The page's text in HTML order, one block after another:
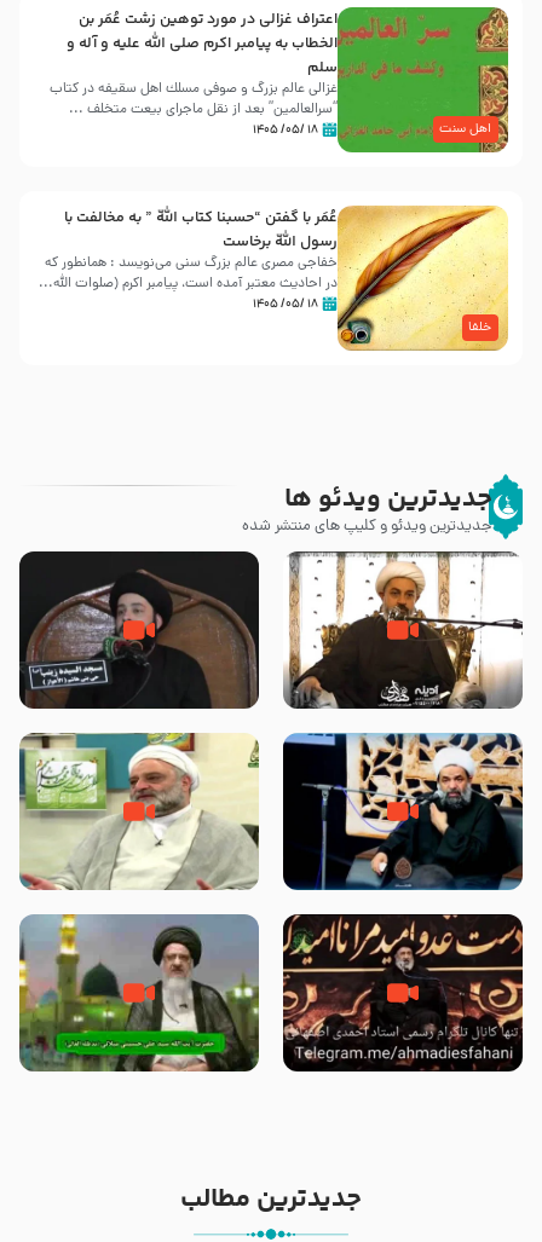
اهل سنت
اعتراف غزالی در مورد توهین زشت عُمَر بن
الخطاب به پیامبر اکرم صلی الله علیه و آله و
سلم
غزالی عالم بزرگ و صوفی مسلك اهل سقيفه در کتاب
“سرالعالمین” بعد از نقل ماجرای بیعت متخلف ...
۱۸ /۰۵/ ۱۴۰۵
خلفا
عُمَر با گفتن “حسبنا كتاب اللّه ” به مخالفت با
رسول اللّه برخاست
خفاجی مصری عالم بزرگ سنی می‌نویسد : همانطور که
در احادیث معتبر آمده است، پیامبر اکرم (صلوات اللّه...
۱۸ /۰۵/ ۱۴۰۵
جدیدترین ویدئو ها
جدیدترین ویدئو و کلیپ های منتشر شده
چه کسانی پیامبر صلی الله علیه و
آله را مسموم کردند ؟ – حجت
رزیة الخمیس و اهانت برخی صحابه
به پیامبر اکرم (ص) چه اتفاقی رخ
بیرون انداختند ؟!!!!! – سید محمد
موسوی
رحلت یا شهادت پیامبر (صلی الله
علیه و آله) ؟ – حجت الاسلام
علت برتری پیامبر اسلام بر سایر
پیامبران از زبان امیرالمؤمنین
خیانت و جفا به پیامبر با بکار بردن
کلمه رحلت بجای شهادت – حجت
آیا پیامبر اکرم صلی الله علیه وآله
بدون وصیت از دنیا رفته ‌اند؟ – آیت
جدیدترین مطالب